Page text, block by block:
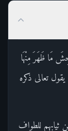
مَا ظَهَرَ مِنْهَا
تعالى ذكره
ثيابهم للطواف